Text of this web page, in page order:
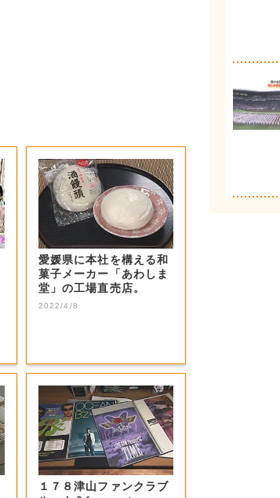
愛媛県に本社を構える和
菓子メーカー「あわしま
堂」の工場直売店。
2022/4/8
１７８津山ファンクラブ